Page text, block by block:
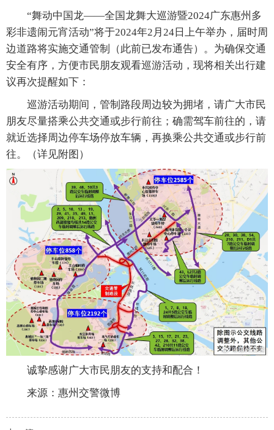
“舞动中国龙——全国龙舞大巡游暨2024广东惠州多
彩非遗闹元宵活动”将于2024年2月24日上午举办，届时周
边道路将实施交通管制（此前已发布通告）。为确保交通
安全有序，方便市民朋友观看巡游活动，现将相关出行建
议再次提醒如下：
巡游活动期间，管制路段周边较为拥堵，请广大市民
朋友尽量搭乘公共交通或步行前往；确需驾车前往的，请
就近选择周边停车场停放车辆，再换乘公共交通或步行前
往。（详见附图）
诚挚感谢广大市民朋友的支持和配合！
来源：惠州交警微博